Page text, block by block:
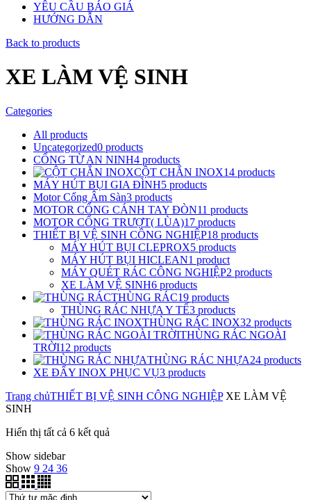
YÊU CẦU BÁO GIÁ
HƯỚNG DẪN
Back to products
XE LÀM VỆ SINH
Categories
All products
Uncategorized0 products
CỔNG TỪ AN NINH4 products
CỘT CHẮN INOX14 products
MÁY HÚT BỤI GIA ĐÌNH5 products
Motor Cổng Âm Sàn3 products
MOTOR CỔNG CÁNH TAY ĐÒN11 products
MOTOR CỔNG TRƯỢT( LÙA)17 products
THIẾT BỊ VỆ SINH CÔNG NGHIỆP18 products
MÁY HÚT BỤI CLEPROX5 products
MÁY HÚT BỤI HICLEAN1 product
MÁY QUÉT RÁC CÔNG NGHIỆP2 products
XE LÀM VỆ SINH6 products
THÙNG RÁC19 products
THÙNG RÁC NHỰA Y TẾ3 products
THÙNG RÁC INOX32 products
THÙNG RÁC NGOÀI
TRỜI12 products
THÙNG RÁC NHỰA24 products
XE ĐẨY INOX PHỤC VỤ3 products
Trang chủTHIẾT BỊ VỆ SINH CÔNG NGHIỆPXE LÀM VỆ
SINH
Hiển thị tất cả 6 kết quả
Show sidebar
Show 9 24 36